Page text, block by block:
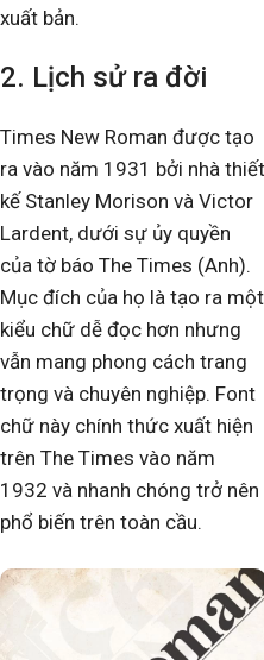
xuất bản.
2. Lịch sử ra đời
Times New Roman được tạo
ra vào năm 1931 bởi nhà thiết
kế Stanley Morison và Victor
Lardent, dưới sự ủy quyền
của tờ báo The Times (Anh).
Mục đích của họ là tạo ra một
kiểu chữ dễ đọc hơn nhưng
vẫn mang phong cách trang
trọng và chuyên nghiệp. Font
chữ này chính thức xuất hiện
trên The Times vào năm
1932 và nhanh chóng trở nên
phổ biến trên toàn cầu.